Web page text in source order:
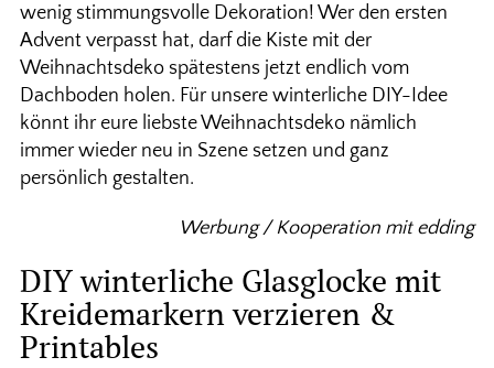
wenig stimmungsvolle Dekoration! Wer den ersten
Advent verpasst hat, darf die Kiste mit der
Weihnachtsdeko spätestens jetzt endlich vom
Dachboden holen. Für unsere winterliche DIY-Idee
könnt ihr eure liebste Weihnachtsdeko nämlich
immer wieder neu in Szene setzen und ganz
persönlich gestalten.
Werbung / Kooperation mit edding
DIY winterliche Glasglocke mit
Kreidemarkern verzieren &
Printables